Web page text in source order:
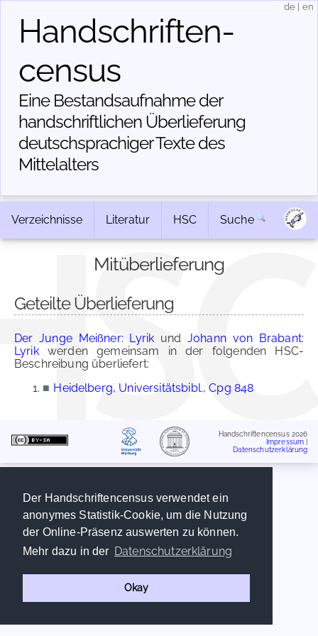
Der Handschriftencensus verwendet ein
anonymes Statistik-Cookie, um die Nutzung
der Online-Präsenz auswerten zu können.
Mehr dazu in der Datenschutzerklärung
Okay
Handschriften­
census
Eine Bestandsaufnahme der
handschriftlichen Über­lieferung
deutschsprachiger Texte des
Mittelalters
de en
Verzeichnisse Literatur HSC Suche
Mitüberlieferung
Geteilte Überlieferung
Der Junge Meißner: Lyrik undJohann von Brabant:
Lyrikwerden gemeinsam in der folgenden HSC-
Beschreibung überliefert:
■ Heidelberg, Universitätsbibl., Cpg 848
Handschriftencensus 2026
Impressum
Datenschutzerklärung